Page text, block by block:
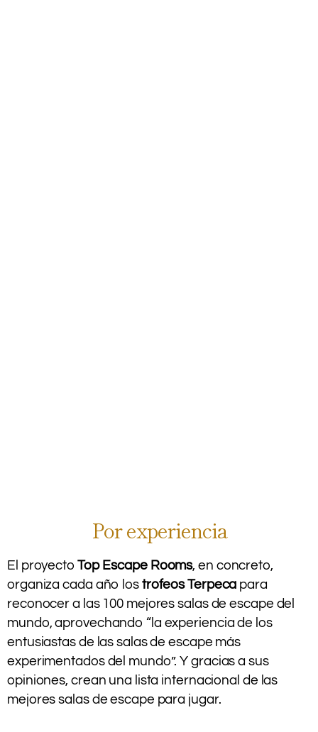
Por experiencia
El proyecto Top Escape Rooms, en concreto,
organiza cada año los trofeos Terpeca para
reconocer a las 100 mejores salas de escape del
mundo, aprovechando “la experiencia de los
entusiastas de las salas de escape más
experimentados del mundo”. Y gracias a sus
opiniones, crean una lista internacional de las
mejores salas de escape para jugar.